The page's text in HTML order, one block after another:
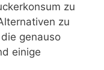
zu
zu
genauso
einige